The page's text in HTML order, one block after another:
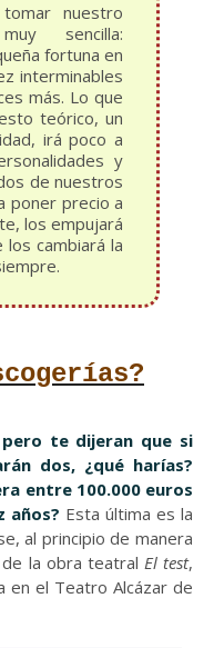
nuestro
sencilla:
fortuna en
interminables
más. Lo que
teórico, un
irá poco a
y
de nuestros
poner precio a
los empujará
los cambiará la
te dijeran que si
dos, ¿qué harías?
entre 100.000 euros
años? Esta última es la
al principio de manera
la obra teatral El test,
en el Teatro Alcázar de